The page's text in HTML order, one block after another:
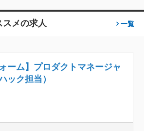
スメの求人 一覧
ーム】プロダクトマネージャ
ック担当）